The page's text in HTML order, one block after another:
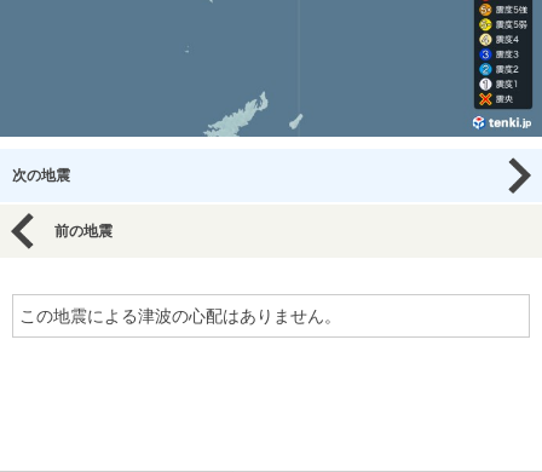
次の地震
前の地震
この地震による津波の心配はありません。